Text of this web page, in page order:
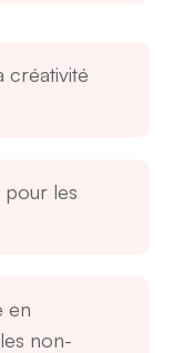
créativité
pour les
en
non-